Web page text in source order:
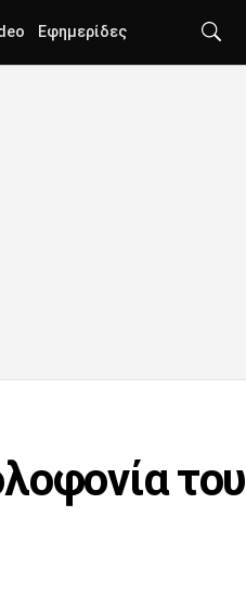
Εφημερίδες
του